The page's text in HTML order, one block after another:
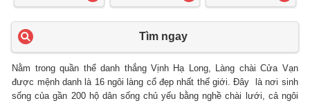
Tìm ngay
Nằm trong quần thể danh thắng Vịnh Hạ Long, Làng chài Cửa Vạn
được mệnh danh là 16 ngôi làng cổ đẹp nhất thế giới. Đây là nơi sinh
sống của gần 200 hộ dân sống chủ yếu bằng nghề chài lưới, cả ngôi